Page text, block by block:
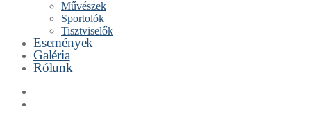
Művészek
Sportolók
Tisztviselők
Események
Galéria
Rólunk